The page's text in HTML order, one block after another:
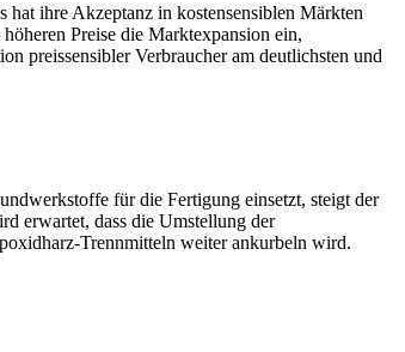
ihre Akzeptanz in kostensensiblen Märkten
Preise die Marktexpansion ein,
preissensibler Verbraucher am deutlichsten und
für die Fertigung einsetzt, steigt der
erwartet, dass die Umstellung der
Trennmitteln weiter ankurbeln wird.